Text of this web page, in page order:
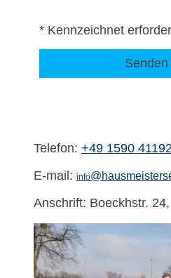
* Kennzeichnet
Senden
Telefon: +49 1590
E-mail: info
Anschrift: Boeckhstr.